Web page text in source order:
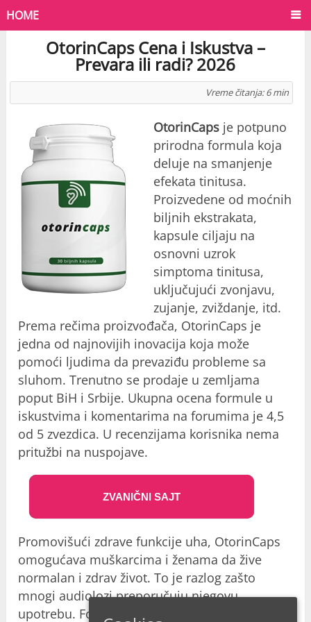
HOME
OtorinCaps Cena i Iskustva –
Prevara ili radi? 2026
Vreme čitanja: 6 min
OtorinCaps je potpuno
prirodna formula koja
deluje na smanjenje
efekata tinitusa.
Proizvedene od moćnih
biljnih ekstrakata,
kapsule ciljaju na
osnovni uzrok
simptoma tinitusa,
uključujući zvonjavu,
zujanje, zviždanje, itd.
Prema rečima proizvođača, OtorinCaps je
jedna od najnovijih inovacija koja može
pomoći ljudima da prevaziđu probleme sa
sluhom. Trenutno se prodaje u zemljama
poput BiH i Srbije. Ukupna ocena formule u
iskustvima i komentarima na forumima je 4,5
od 5 zvezdica. U recenzijama korisnika nema
pritužbi na nuspojave.
ZVANIČNI SAJT
Promovišući zdrave funkcije uha, OtorinCaps
omogućava muškarcima i ženama da žive
normalan i zdrav život. To je razlog zašto
mnogi audiolozi preporučuju njegovu
upotrebu. Formula ne izaziva nikakve